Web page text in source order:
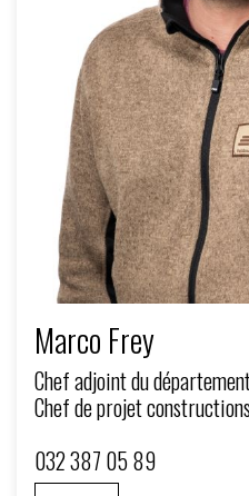
Marco Frey
Chef adjoint du
Chef de projet
032 387 05 89